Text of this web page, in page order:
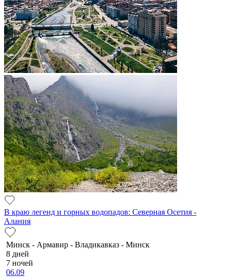
В краю легенд и горных водопадов: Северная Осетия -
Алания
Минск - Армавир - Владикавказ - Минск
8 дней
7 ночей
06.09